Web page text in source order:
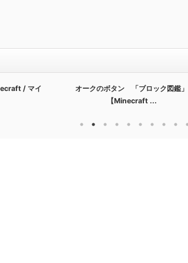
/ マイ
オークのボタン 「ブロック図鑑」
【Minecraft ...